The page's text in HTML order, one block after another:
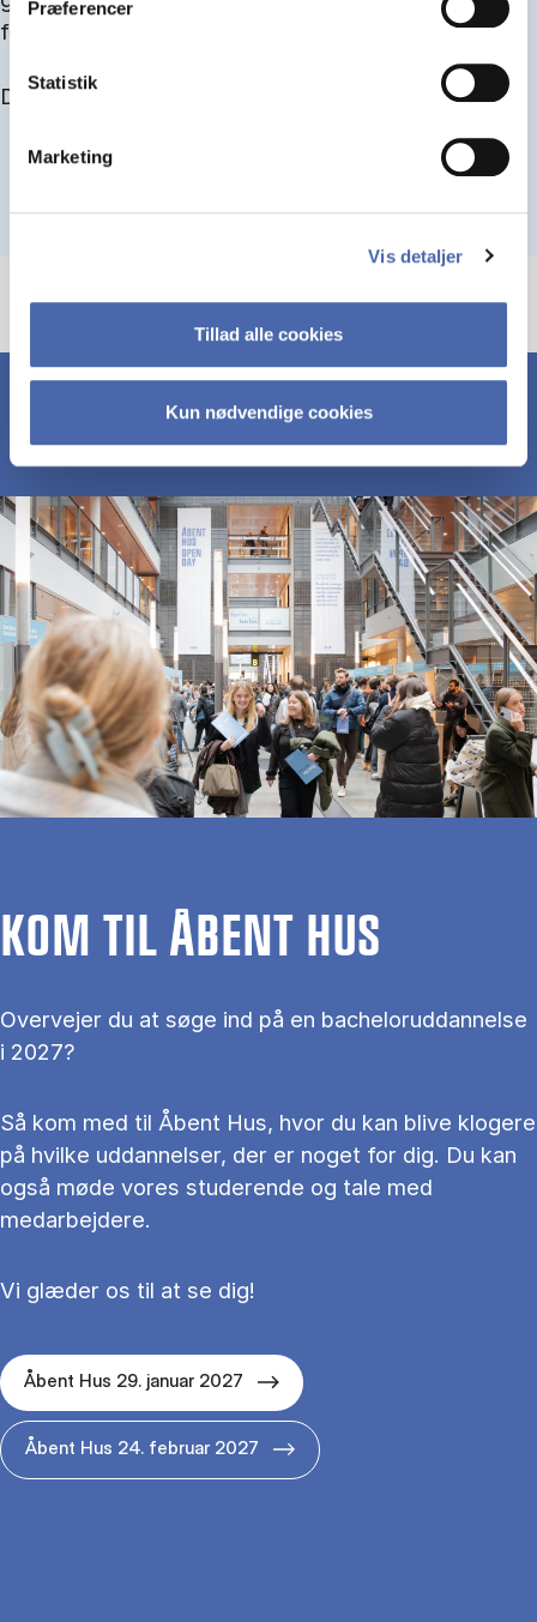
Præferencer
Statistik
Marketing
Vis detaljer
Tillad alle cookies
Kun nødvendige cookies
for at blive optaget.
Du kan finde alle events her i slutningen af august.
KOM TIL ÅBENT HUS
Overvejer du at søge ind på en bacheloruddannelse
i 2027?
Så kom med til Åbent Hus, hvor du kan blive klogere
på hvilke uddannelser, der er noget for dig. Du kan
også møde vores studerende og tale med
medarbejdere.
Vi glæder os til at se dig!
Åbent Hus 29. januar 2027
Åbent Hus 24. februar 2027